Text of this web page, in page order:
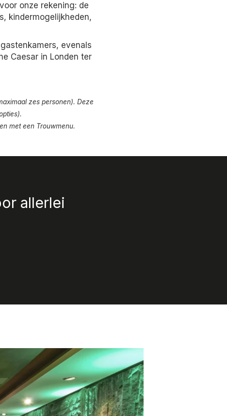
onze rekening: de
kindermogelijkheden,
evenals
Caesar in Londen ter
zes personen). Deze
met een Trouwmenu.
allerlei